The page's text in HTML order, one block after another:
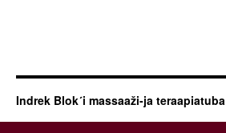
Indrek Blok´i massaaži-ja teraapiatuba